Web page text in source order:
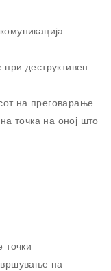
–
деструктивен
на преговарање
точка на оној што
точки
на